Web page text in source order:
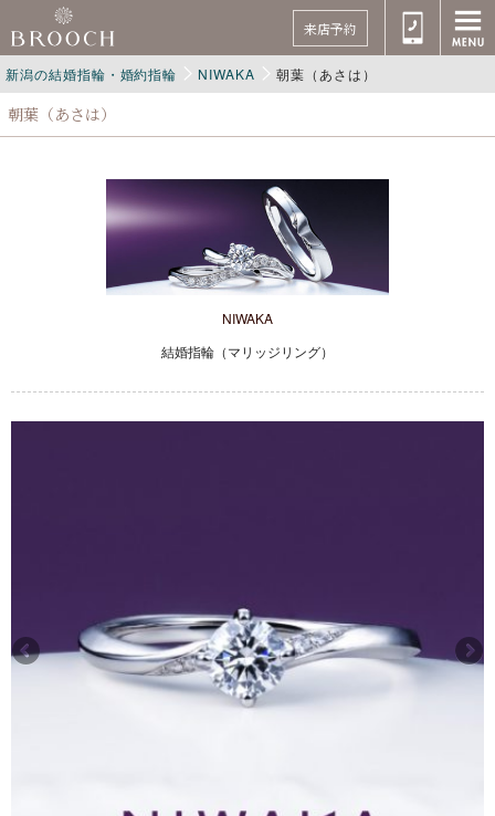
来店予約
新潟の結婚指輪・婚約指輪 NIWAKA 朝葉（あさは）
朝葉（あさは）
NIWAKA
結婚指輪（マリッジリング）